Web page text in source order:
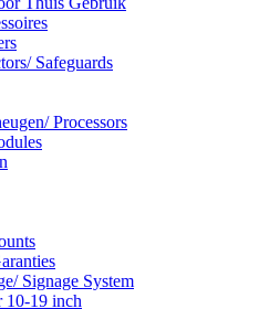
Safeguards
Processors
Signage System
19 inch